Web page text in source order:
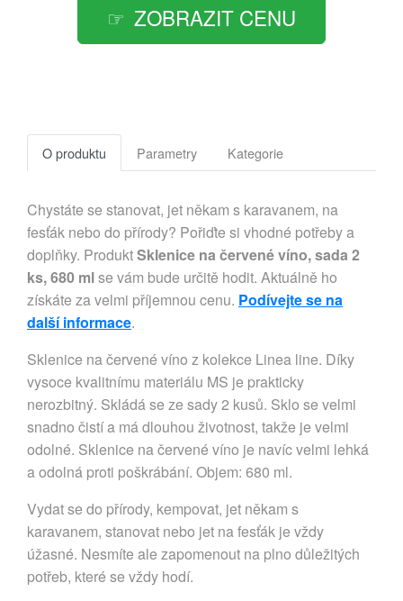
ZOBRAZIT CENU
O produktu Parametry Kategorie
Chystáte se stanovat, jet někam s karavanem, na
fesťák nebo do přírody? Pořiďte si vhodné potřeby a
doplňky. ProduktSklenice na červené víno, sada 2
ks, 680 mlse vám bude určitě hodit. Aktuálně ho
získáte za velmi příjemnou cenu. Podívejte se na
další informace.
Sklenice na červené víno z kolekce Linea line. Díky
vysoce kvalitnímu materiálu MS je prakticky
nerozbitný. Skládá se ze sady 2 kusů. Sklo se velmi
snadno čistí a má dlouhou životnost, takže je velmi
odolné. Sklenice na červené víno je navíc velmi lehká
a odolná proti poškrábání. Objem: 680 ml.
Vydat se do přírody, kempovat, jet někam s
karavanem, stanovat nebo jet na fesťák je vždy
úžasné. Nesmíte ale zapomenout na plno důležitých
potřeb, které se vždy hodí.